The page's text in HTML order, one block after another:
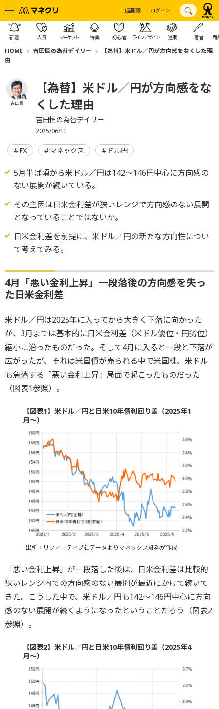
口座開設 ログイン
新着 人気 マーケット 特集 初心者 ライフデザイン 連載 著者 商
HOME 吉田恒の為替デイリー
【為替】米ドル／円が方向感をなくした理
由
吉田 恒
【為替】米ドル／円が方向感をな
くした理由
吉田恒の為替デイリー
2025/06/13
FX マネックス ドル円
5月半ば頃から米ドル／円は142～146円中心に方向感の
ない展開が続いている。
その主因は日米金利差が狭いレンジで方向感のない展開
となっていることではないか。
日米金利差を前提に、米ドル／円の新たな方向性につい
て考えてみる。
4月「悪い金利上昇」一段落後の方向感を失っ
た日米金利差
米ドル／円は2025年に入ってから大きく下落に向かった
が、3月までは基本的に日米金利差（米ドル優位・円劣位）
縮小に沿ったものだった。そして4月に入ると一段と下落が
広がったが、それは米国債が売られる中で米国株、米ドル
も急落する「悪い金利上昇」局面で起こったものだった
（図表1参照）。
【図表1】米ドル／円と日米10年債利回り差（2025年1
月～）
出所：リフィニティブ社データよりマネックス証券が作成
「悪い金利上昇」が一段落した後は、日米金利差は比較的
狭いレンジ内での方向感のない展開が最近にかけて続いて
きた。こうした中で、米ドル／円も142～146円中心に方向
感のない展開が続くようになったということだろう（図表2
参照）。
【図表2】米ドル／円と日米10年債利回り差（2025年4
月～）